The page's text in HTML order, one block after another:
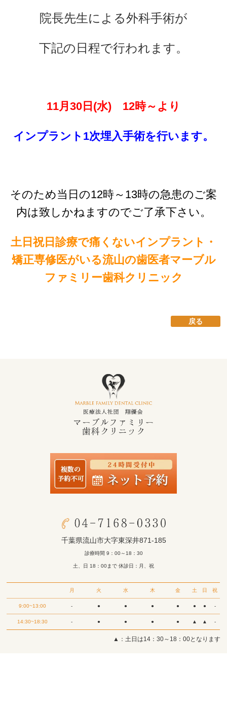
院長先生による外科手術が
下記の日程で行われます。
11月30 日(水) 12時～より
インプラント1次埋入手術を行います。
そのため当日の12時～13時の急患のご案
内は致しかねますのでご了承下さい。
土日祝日診療で痛くないインプラント・
矯正専修医がいる流山の歯医者マーブル
ファミリー歯科クリニック
戻る
千葉県流山市大字東深井871-185
診療時間 9：00～18：30
土、日 18：00まで 休診日：月、祝
月 火 水 木 金 土 日 祝
9:00~13:00 - ● ● ● ● ● ● -
14:30~18:30 - ● ● ● ● ▲ ▲ -
▲：土日は14：30～18：00となります